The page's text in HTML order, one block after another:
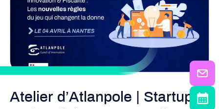
Atelier d’Atlanpole | Startups